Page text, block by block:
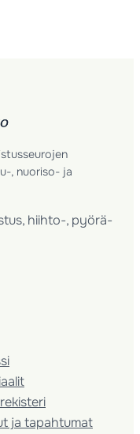
, nuoriso- ja
hiihto-, pyörä-
ja tapahtumat